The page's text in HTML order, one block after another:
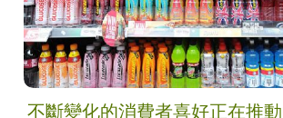
不斷變化的消費者喜好正在推